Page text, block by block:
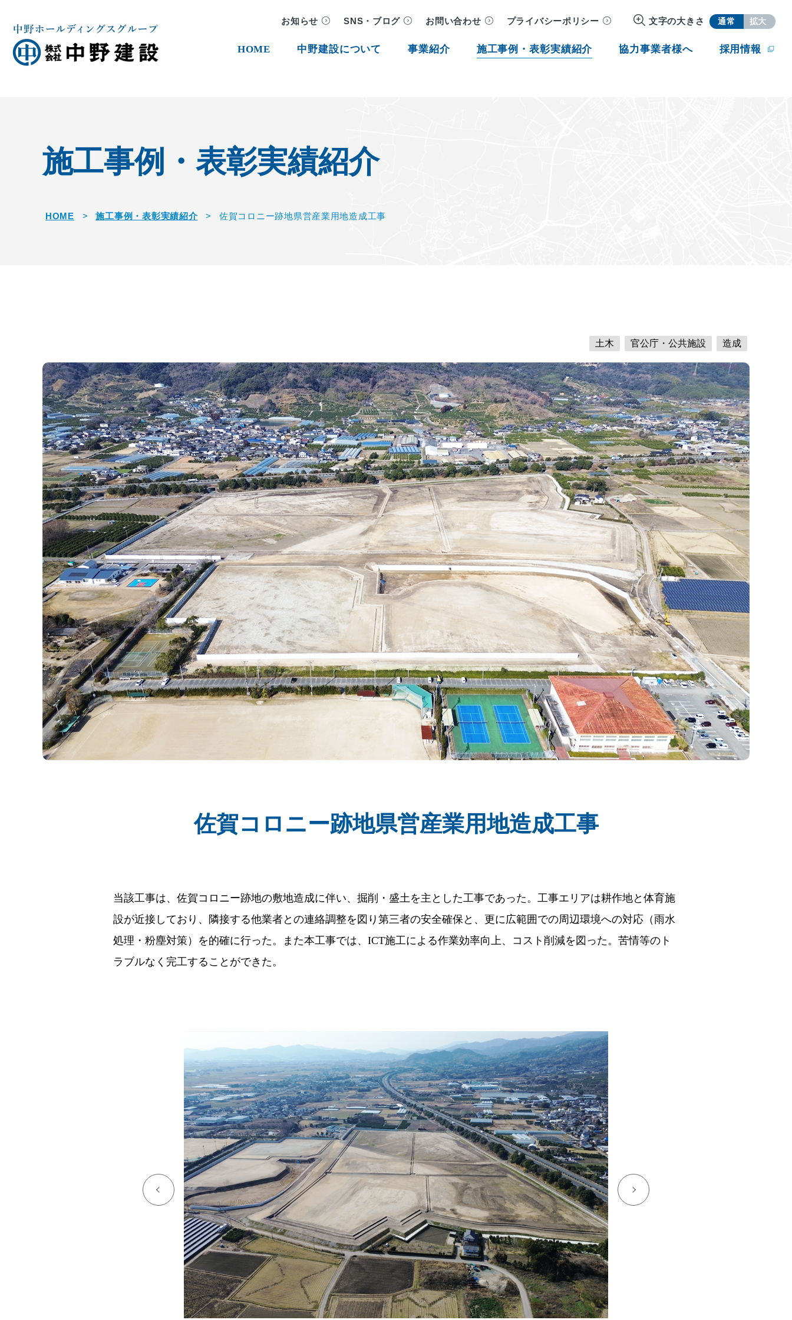
お知らせ SNS・ブログ お問い合わせ プライバシーポリシー 文字の大きさ 通常 拡大
HOME 中野建設について 事業紹介 施工事例・表彰実績紹介 協力事業者様へ 採用情報
施工事例・表彰実績紹介
HOME > 施工事例・表彰実績紹介 > 佐賀コロニー跡地県営産業用地造成工事
土木 官公庁・公共施設 造成
佐賀コロニー跡地県営産業用地造成工事
当該工事は、佐賀コロニー跡地の敷地造成に伴い、掘削・盛土を主とした工事であった。工事エリアは耕作地と体育施
設が近接しており、隣接する他業者との連絡調整を図り第三者の安全確保と、更に広範囲での周辺環境への対応（雨水
処理・粉塵対策）を的確に行った。また本工事では、ICT施工による作業効率向上、コスト削減を図った。苦情等のト
ラブルなく完工することができた。